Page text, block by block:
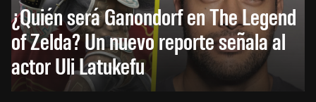
¿Quién será Ganondorf en The Legend
of Zelda? Un nuevo reporte señala al
actor Uli Latukefu